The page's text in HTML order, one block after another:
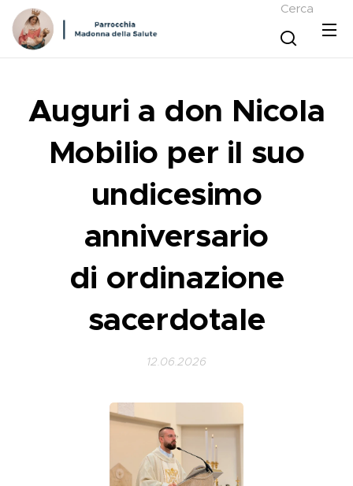
Cerca
Auguri a don Nicola
Mobilio per il suo
undicesimo
anniversario
di ordinazione
sacerdotale
12.06.2026